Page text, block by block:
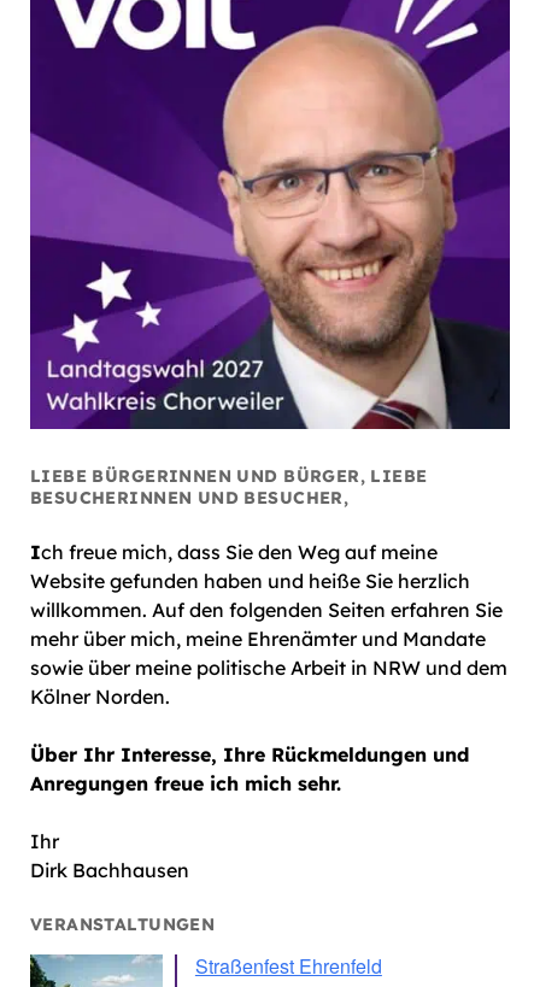
LIEBE BÜRGERINNEN UND BÜRGER, LIEBE
BESUCHERINNEN UND BESUCHER,
Ich freue mich, dass Sie den Weg auf meine
Website gefunden haben und heiße Sie herzlich
willkommen. Auf den folgenden Seiten erfahren Sie
mehr über mich, meine Ehrenämter und Mandate
sowie über meine politische Arbeit in NRW und dem
Kölner Norden.
Über Ihr Interesse, Ihre Rückmeldungen und
Anregungen freue ich mich sehr.
Ihr
Dirk Bachhausen
VERANSTALTUNGEN
Straßenfest Ehrenfeld